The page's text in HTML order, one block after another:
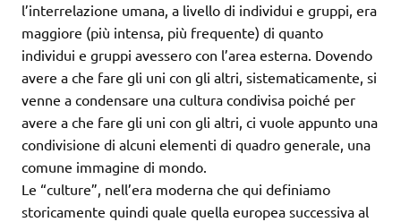
l’interrelazione umana, a livello di individui e gruppi, era
maggiore (più intensa, più frequente) di quanto
individui e gruppi avessero con l’area esterna. Dovendo
avere a che fare gli uni con gli altri, sistematicamente, si
venne a condensare una cultura condivisa poiché per
avere a che fare gli uni con gli altri, ci vuole appunto una
condivisione di alcuni elementi di quadro generale, una
comune immagine di mondo.
Le “culture”, nell’era moderna che qui definiamo
storicamente quindi quale quella europea successiva al